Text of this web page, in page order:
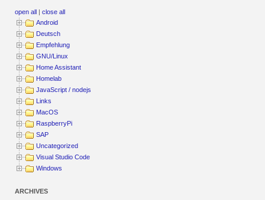
open all |close all
Android
Deutsch
Empfehlung
GNU/Linux
Home Assistant
Homelab
JavaScript / nodejs
Links
MacOS
RaspberryPi
SAP
Uncategorized
Visual Studio Code
Windows
ARCHIVES